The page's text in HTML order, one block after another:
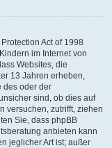
Act of 1998
im Internet von
Websites, die
13 Jahren erheben,
des oder der
sind, ob dies auf
versuchen, zutrifft, ziehen
Sie, dass phpBB
anbieten kann
jeglicher Art ist; außer